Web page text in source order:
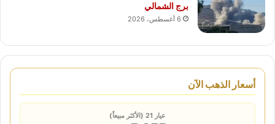
برج الشمالي
6 أغسطس، 2026
أسعار الذهب الآن
عيار 21 (الأكثر مبيعاً)